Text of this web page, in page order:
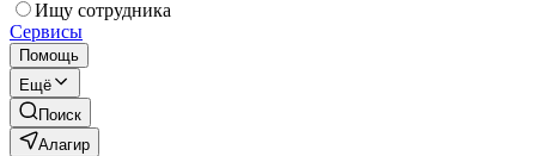
Ищу сотрудника
Сервисы
Помощь
Ещё
Поиск
Алагир